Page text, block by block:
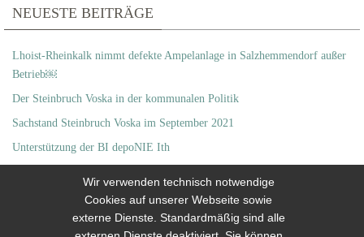
o
o
k
o
n
NEUESTE BEITRÄGE
Lhoist-Rheinkalk nimmt defekte Ampelanlage in Salzhemmendorf außer
Betrieb￼
Der Steinbruch Voska in der kommunalen Politik
Sachstand Steinbruch Voska im September 2021
Unterstützung der BI depoNIE Ith
VERANSTALTUNGEN
Wir verwenden technisch notwendige
Cookies auf unserer Webseite sowie
externe Dienste. Standardmäßig sind alle